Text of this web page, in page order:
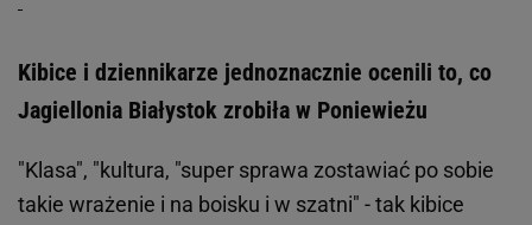
Kibice i dziennikarze jednoznacznie ocenili to, co
Jagiellonia Białystok zrobiła w Poniewieżu
"Klasa", "kultura, "super sprawa zostawiać po sobie
takie wrażenie i na boisku i w szatni" - tak kibice